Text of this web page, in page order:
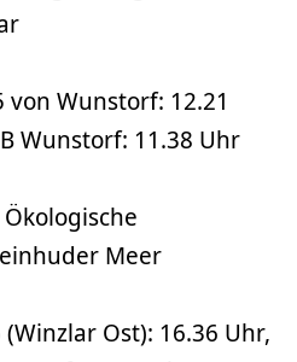
Wunstorf: 12.21
Wunstorf: 11.38 Uhr
Meer
Ost): 16.36 Uhr,